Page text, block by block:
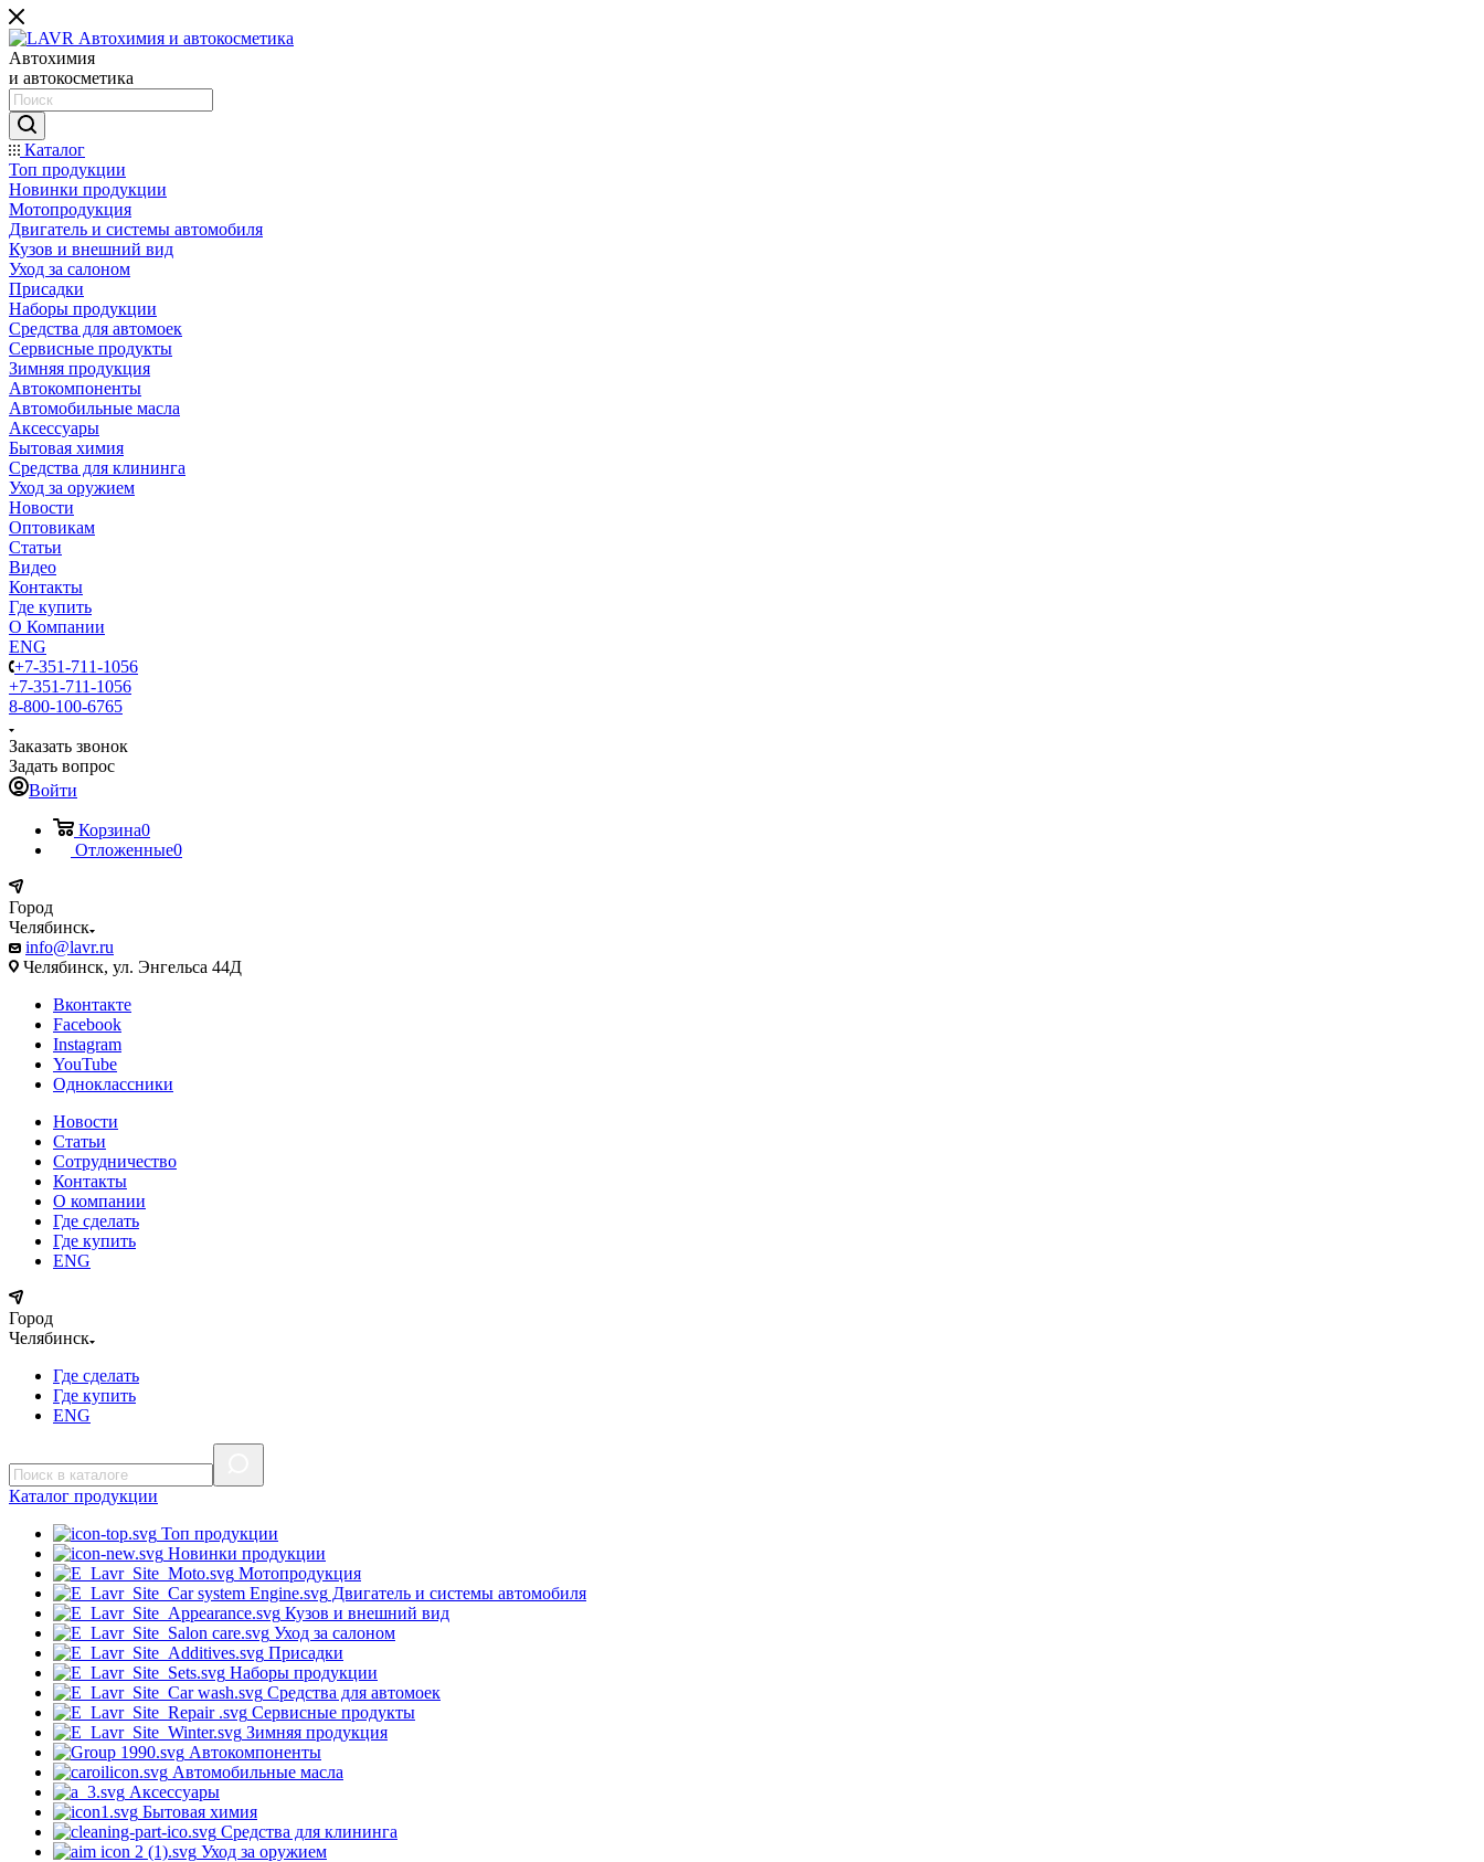
Автохимия
и автокосметика
Каталог
Топ продукции
Новинки продукции
Мотопродукция
Двигатель и системы автомобиля
Кузов и внешний вид
Уход за салоном
Присадки
Наборы продукции
Средства для автомоек
Сервисные продукты
Зимняя продукция
Автокомпоненты
Автомобильные масла
Аксессуары
Бытовая химия
Средства для клининга
Уход за оружием
Новости
Оптовикам
Статьи
Видео
Контакты
Где купить
О Компании
ENG
+7-351-711-1056
+7-351-711-1056
8-800-100-6765
Заказать звонок
Задать вопрос
Войти
Корзина0
Отложенные0
Город
Челябинск
info@lavr.ru
Челябинск, ул. Энгельса 44Д
Вконтакте
Facebook
Instagram
YouTube
Одноклассники
Новости
Статьи
Сотрудничество
Контакты
О компании
Где сделать
Где купить
ENG
Город
Челябинск
Где сделать
Где купить
ENG
Каталог продукции
Топ продукции
Новинки продукции
Мотопродукция
Двигатель и системы автомобиля
Кузов и внешний вид
Уход за салоном
Присадки
Наборы продукции
Средства для автомоек
Сервисные продукты
Зимняя продукция
Автокомпоненты
Автомобильные масла
Аксессуары
Бытовая химия
Средства для клининга
Уход за оружием